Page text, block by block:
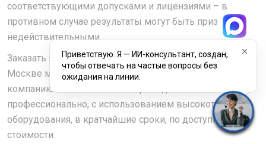
соответствующими допусками и лицензиями – в
противном случае результаты могут быть признаны
недействительными.
Заказать экспертизу промышленных дымовых труб в
Москве можно, обратившись в проектно-экспертную
компанию CNSE GROUP. Мы проведем ее
профессионально, с использованием высокоточного
оборудования, в кратчайшие сроки, по доступной
стоимости.
Приветствую. Я — ИИ-консультант, создан,
чтобы отвечать на частые вопросы без
ожидания на линии.